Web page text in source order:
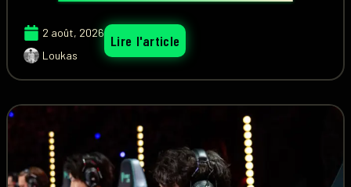
2 août, 2026
Loukas
Lire l'article